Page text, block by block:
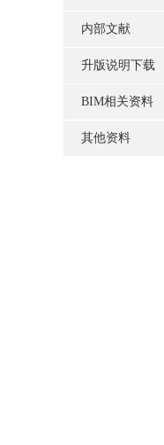
内部文献
升版说明下载
BIM相关资料
其他资料